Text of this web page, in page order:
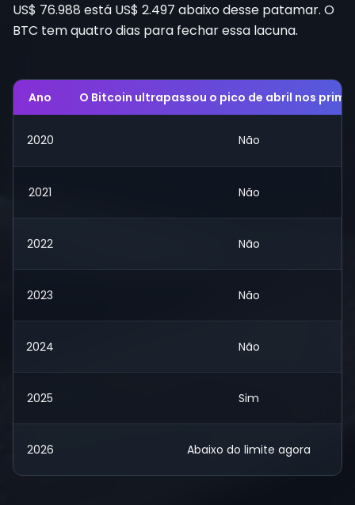
US$ 76.988 está US$ 2.497 abaixo desse patamar. O
BTC tem quatro dias para fechar essa lacuna.
Ano O Bitcoin ultrapassou o pico de abril nos
2020 Não
2021 Não
2022 Não
2023 Não
2024 Não
2025 Sim
2026 Abaixo do limite agora